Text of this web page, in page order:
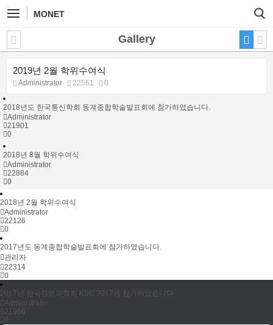
MONET
Gallery
2019년 2월 학위수여식
Administrator 22561 0
2018년도 한국통신학회 동계종합학술발표회에 참가하였습니다.
Administrator
21901
0
2018년 8월 학위수여식
Administrator
22884
0
2018년 2월 학위수여식
Administrator
22126
0
2017년도 동계종합학술발표회에 참가하였습니다.
관리자
22314
0
2017년 한국정보과학회 KSC 2017에 참가하였습니다.
Administrator
21966
0